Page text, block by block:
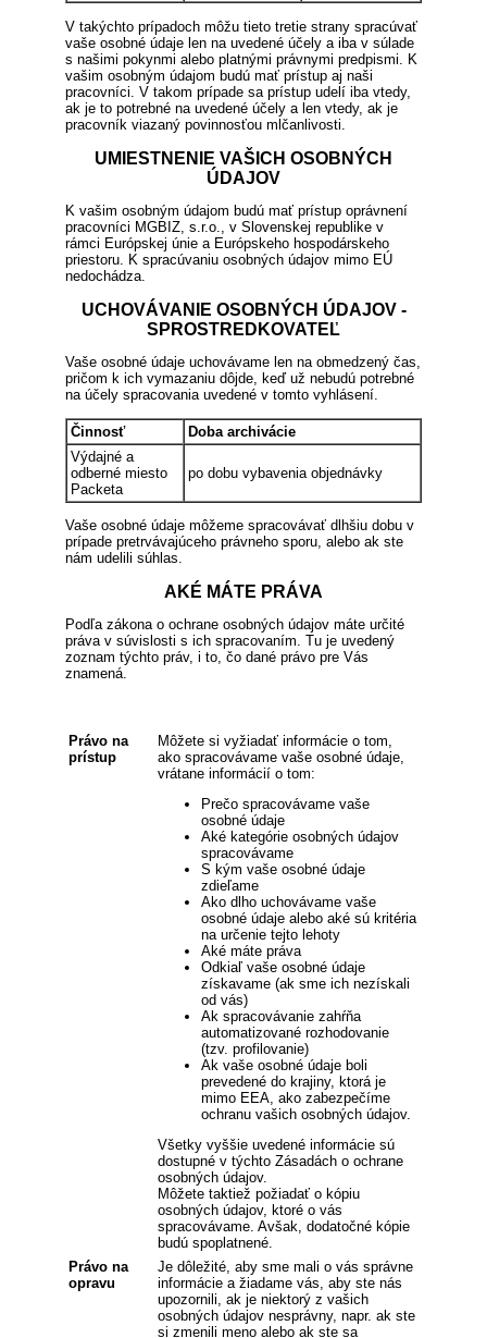
V takýchto prípadoch môžu tieto tretie strany spracúvať
vaše osobné údaje len na uvedené účely a iba v súlade
s našimi pokynmi alebo platnými právnymi predpismi. K
vašim osobným údajom budú mať prístup aj naši
pracovníci. V takom prípade sa prístup udelí iba vtedy,
ak je to potrebné na uvedené účely a len vtedy, ak je
pracovník viazaný povinnosťou mlčanlivosti.
UMIESTNENIE VAŠICH OSOBNÝCH
ÚDAJOV
K vašim osobným údajom budú mať prístup oprávnení
pracovníci MGBIZ, s.r.o., v Slovenskej republike v
rámci Európskej únie a Európskeho hospodárskeho
priestoru. K spracúvaniu osobných údajov mimo EÚ
nedochádza.
UCHOVÁVANIE OSOBNÝCH ÚDAJOV -
SPROSTREDKOVATEĽ
Vaše osobné údaje uchovávame len na obmedzený čas,
pričom k ich vymazaniu dôjde, keď už nebudú potrebné
na účely spracovania uvedené v tomto vyhlásení.
Činnosť
Doba archivácie
Výdajné a
odberné miesto
Packeta
po dobu vybavenia objednávky
Vaše osobné údaje môžeme spracovávať dlhšiu dobu v
prípade pretrvávajúceho právneho sporu, alebo ak ste
nám udelili súhlas.
AKÉ MÁTE PRÁVA
Podľa zákona o ochrane osobných údajov máte určité
práva v súvislosti s ich spracovaním. Tu je uvedený
zoznam týchto práv, i to, čo dané právo pre Vás
znamená.
Právo na
prístup
Môžete si vyžiadať informácie o tom,
ako spracovávame vaše osobné údaje,
vrátane informácií o tom:
Prečo spracovávame vaše
osobné údaje
Aké kategórie osobných údajov
spracovávame
S kým vaše osobné údaje
zdieľame
Ako dlho uchovávame vaše
osobné údaje alebo aké sú kritéria
na určenie tejto lehoty
Aké máte práva
Odkiaľ vaše osobné údaje
získavame (ak sme ich nezískali
od vás)
Ak spracovávanie zahŕňa
automatizované rozhodovanie
(tzv. profilovanie)
Ak vaše osobné údaje boli
prevedené do krajiny, ktorá je
mimo EEA, ako zabezpečíme
ochranu vašich osobných údajov.
Všetky vyššie uvedené informácie sú
dostupné v týchto Zásadách o ochrane
osobných údajov.
Môžete taktiež požiadať o kópiu
osobných údajov, ktoré o vás
spracovávame. Avšak, dodatočné kópie
budú spoplatnené.
Právo na
opravu
Je dôležité, aby sme mali o vás správne
informácie a žiadame vás, aby ste nás
upozornili, ak je niektorý z vašich
osobných údajov nesprávny, napr. ak ste
si zmenili meno alebo ak ste sa